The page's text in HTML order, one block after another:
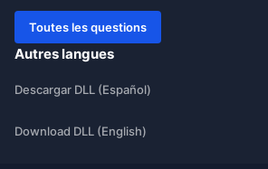
Toutes les questions
Autres langues
Descargar DLL (Español)
Download DLL (English)